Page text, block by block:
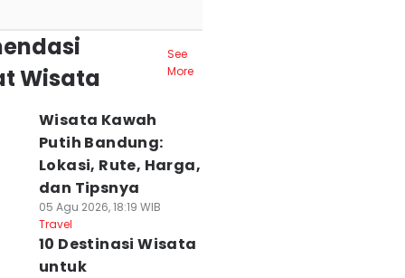
Wisata
See
More
Wisata Kawah
Putih Bandung:
Lokasi, Rute, Harga,
dan Tipsnya
05 Agu 2026, 18:19 WIB
Travel
10 Destinasi Wisata
untuk